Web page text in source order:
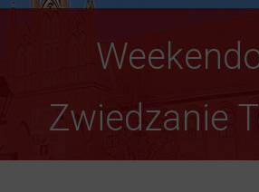
Zwiedzanie
Gotyk ponad